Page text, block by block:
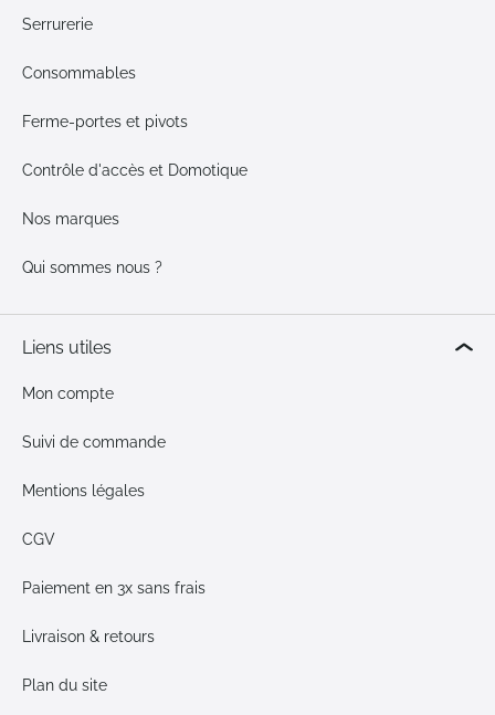
Serrurerie
Consommables
Ferme-portes et pivots
Contrôle d'accès et Domotique
Nos marques
Qui sommes nous ?
Liens utiles
Mon compte
Suivi de commande
Mentions légales
CGV
Paiement en 3x sans frais
Livraison & retours
Plan du site